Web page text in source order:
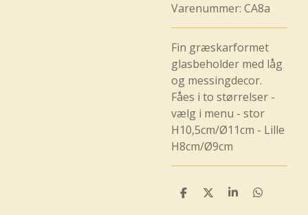
Varenummer: CA8a
Fin græskarformet
glasbeholder med låg
og messingdecor.
Fåes i to størrelser -
vælg i menu - stor
H10,5cm/Ø11cm - Lille
H8cm/Ø9cm
D
D
D
D